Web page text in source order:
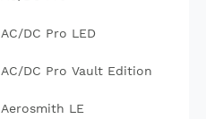
AC/DC Pro LED
AC/DC Pro Vault Edition
Aerosmith LE